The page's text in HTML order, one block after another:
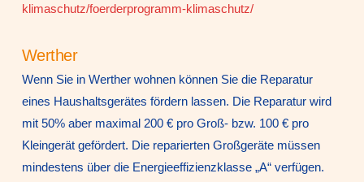
klimaschutz/foerderprogramm-klimaschutz/
Werther
Wenn Sie in Werther wohnen können Sie die Reparatur
eines Haushaltsgerätes fördern lassen. Die Reparatur wird
mit 50% aber maximal 200 € pro Groß- bzw. 100 € pro
Kleingerät gefördert. Die reparierten Großgeräte müssen
mindestens über die Energieeffizienzklasse „A“ verfügen.